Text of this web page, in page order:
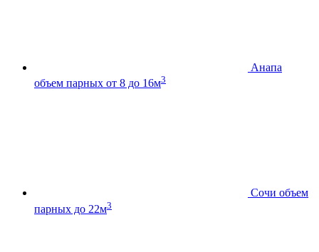
Анапа
объем парных от 8 до 16м3
Сочи объем
парных до 22м3